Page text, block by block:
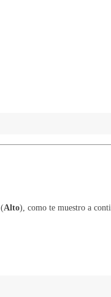
(Alto), como te muestro a